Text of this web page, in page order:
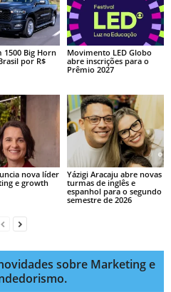
1500 Big Horn
por R$
Movimento LED Globo
abre inscrições para o
Prêmio 2027
nova líder
e growth
Yázigi Aracaju abre novas
turmas de inglês e
espanhol para o segundo
semestre de 2026
sobre Marketing e